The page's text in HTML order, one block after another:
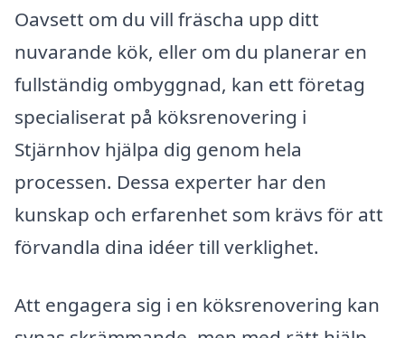
Oavsett om du vill fräscha upp ditt
nuvarande kök, eller om du planerar en
fullständig ombyggnad, kan ett företag
specialiserat på köksrenovering i
Stjärnhov hjälpa dig genom hela
processen. Dessa experter har den
kunskap och erfarenhet som krävs för att
förvandla dina idéer till verklighet.
Att engagera sig i en köksrenovering kan